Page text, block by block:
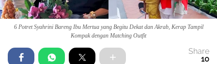
6 Potret Syahrini Bareng Ibu Mertua yang Begitu Dekat dan Akrab, Kerap Tampil
Kompak dengan Matching Outfit
Share
10